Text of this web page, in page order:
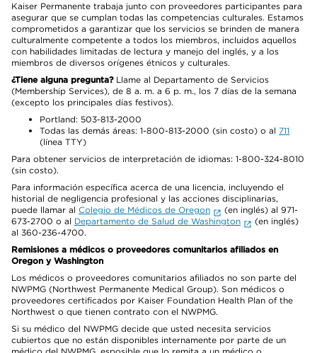
Kaiser Permanente trabaja junto con proveedores participantes para
asegurar que se cumplan todas las competencias culturales. Estamos
comprometidos a garantizar que los servicios se brinden de manera
culturalmente competente a todos los miembros, incluidos aquellos
con habilidades limitadas de lectura y manejo del inglés, y a los
miembros de diversos orígenes étnicos y culturales.
¿Tiene alguna pregunta?Llame al Departamento de Servicios
(Membership Services), de 8 a. m. a 6 p. m., los 7 días de la semana
(excepto los principales días festivos).
Portland: 503-813-2000
Todas las demás áreas: 1-800-813-2000 (sin costo) o al 711
(línea TTY)
Para obtener servicios de interpretación de idiomas: 1-800-324-8010
(sin costo).
Para información específica acerca de una licencia, incluyendo el
historial de negligencia profesional y las acciones disciplinarias,
puede llamar al Colegio de Médicos de Oregon
(en inglés) al 971-
673-2700 o al Departamento de Salud de Washington
(en inglés)
al 360-236-4700.
Remisiones a médicos o proveedores comunitarios afiliados en
Oregon y Washington
Los médicos o proveedores comunitarios afiliados no son parte del
NWPMG (Northwest Permanente Medical Group). Son médicos o
proveedores certificados por Kaiser Foundation Health Plan of the
Northwest o que tienen contrato con el NWPMG.
Si su médico del NWPMG decide que usted necesita servicios
cubiertos que no están disponibles internamente por parte de un